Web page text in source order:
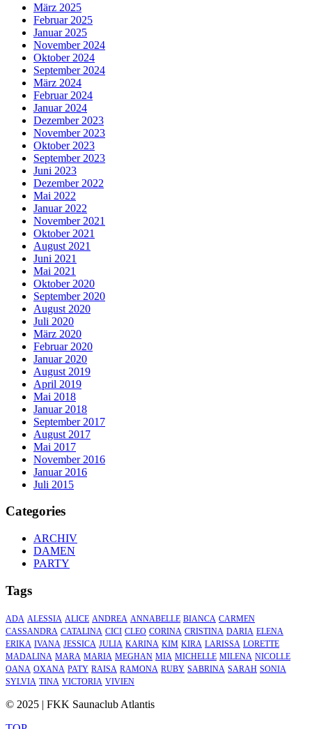
März 2025
Februar 2025
Januar 2025
November 2024
Oktober 2024
September 2024
März 2024
Februar 2024
Januar 2024
Dezember 2023
November 2023
Oktober 2023
September 2023
Juni 2023
Dezember 2022
Mai 2022
Januar 2022
November 2021
Oktober 2021
August 2021
Juni 2021
Mai 2021
Oktober 2020
September 2020
August 2020
Juli 2020
März 2020
Februar 2020
Januar 2020
August 2019
April 2019
Mai 2018
Januar 2018
September 2017
August 2017
Mai 2017
November 2016
Januar 2016
Juli 2015
Categories
ARCHIV
DAMEN
PARTY
Tags
ADA ALESSIA ALICE ANDREA ANNABELLE BIANCA CARMEN
CASSANDRA CATALINA CICI CLEO CORINA CRISTINA DARIA ELENA
ERIKA IVANA JESSICA JULIA KARINA KIM KIRA LARISSA LORETTE
MADALINA MARA MARIA MEGHAN MIA MICHELLE MILENA NICOLLE
OANA OXANA PATY RAISA RAMONA RUBY SABRINA SARAH SONIA
SYLVIA TINA VICTORIA VIVIEN
© 2025 | FKK Saunaclub Atlantis